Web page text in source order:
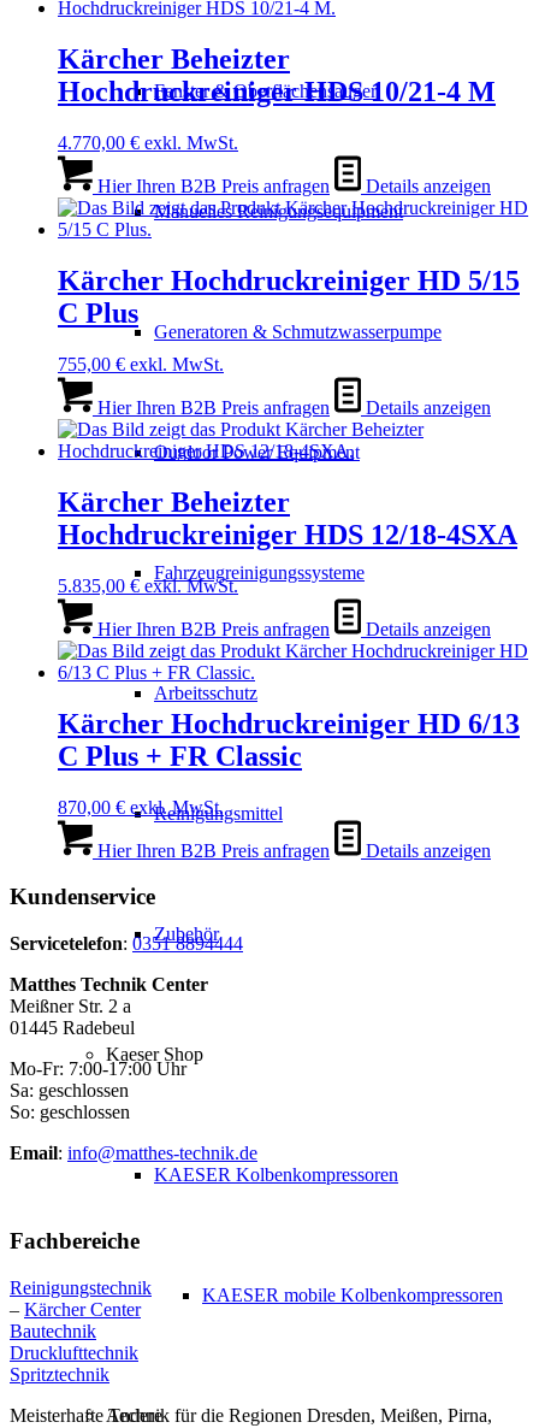
Fenster & Oberflächensauger
Manuelles Reinigungsequipment
Generatoren & Schmutzwasserpumpe
Outdoor Power Equipment
Fahrzeugreinigungssysteme
Arbeitsschutz
Reinigungsmittel
Zubehör
Kaeser Shop
KAESER Kolbenkompressoren
KAESER mobile Kolbenkompressoren
Andere
Kärcher Beheizter
Hochdruckreiniger HDS 10/21-4 M
4.770,00 € exkl. MwSt.
Hier Ihren B2B Preis anfragen Details anzeigen
Kärcher Hochdruckreiniger HD 5/15
C Plus
755,00 € exkl. MwSt.
Hier Ihren B2B Preis anfragen Details anzeigen
Kärcher Beheizter
Hochdruckreiniger HDS 12/18-4SXA
5.835,00 € exkl. MwSt.
Hier Ihren B2B Preis anfragen Details anzeigen
Kärcher Hochdruckreiniger HD 6/13
C Plus + FR Classic
870,00 € exkl. MwSt.
Hier Ihren B2B Preis anfragen Details anzeigen
Kundenservice
Servicetelefon: 0351 8894444
Matthes Technik Center
Meißner Str. 2 a
01445 Radebeul
Mo-Fr: 7:00-17:00 Uhr
Sa: geschlossen
So: geschlossen
Email: info@matthes-technik.de
Fachbereiche
Reinigungstechnik
– Kärcher Center
Bautechnik
Drucklufttechnik
Spritztechnik
Meisterhafte Technik für die Regionen Dresden, Meißen, Pirna,